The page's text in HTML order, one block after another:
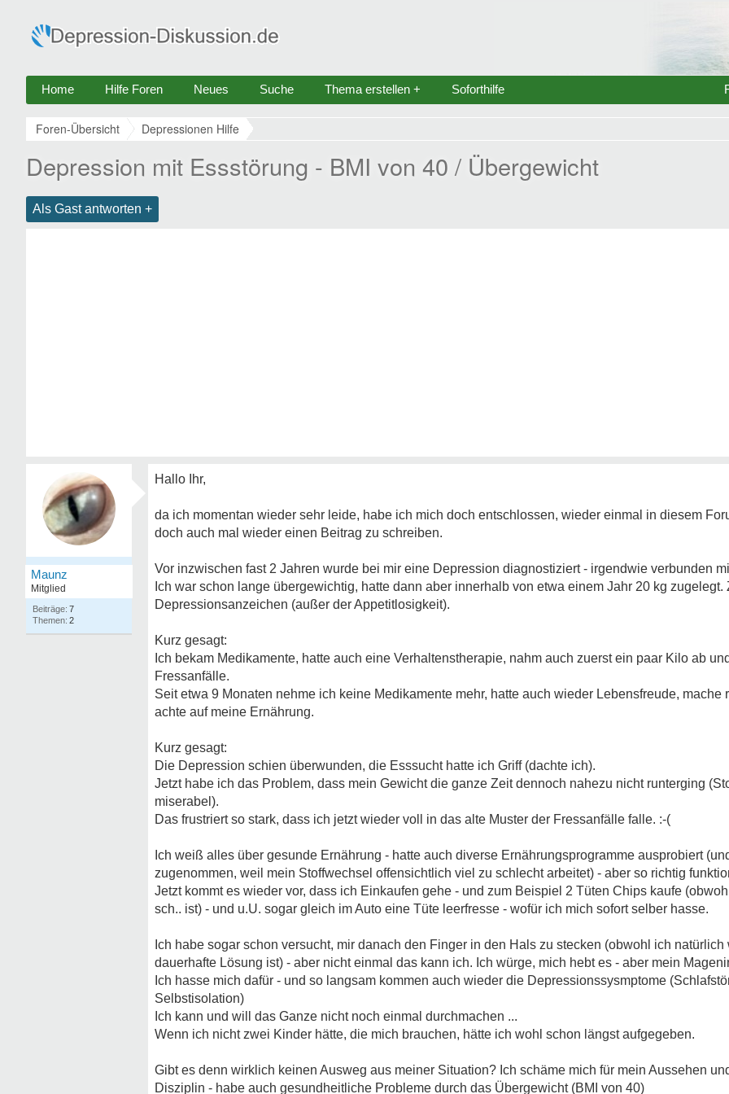
Home Hilfe Foren Neues Suche Thema erstellen + Soforthilfe
Foren-Übersicht Depressionen Hilfe
Depression mit Essstörung - BMI von 40 / Übergewicht
Als Gast antworten +
Maunz
Mitglied
7
2
Hallo Ihr,
da ich momentan wieder sehr leide, habe ich mich doch entschlossen, wieder einmal in diesem
doch auch mal wieder einen Beitrag zu schreiben.
Vor inzwischen fast 2 Jahren wurde bei mir eine Depression diagnostiziert - irgendwie verbunden
Ich war schon lange übergewichtig, hatte dann aber innerhalb von etwa einem Jahr 20 kg
Depressionsanzeichen (außer der Appetitlosigkeit).
Kurz gesagt:
Ich bekam Medikamente, hatte auch eine Verhaltenstherapie, nahm auch zuerst ein paar Kilo ab
Fressanfälle.
Seit etwa 9 Monaten nehme ich keine Medikamente mehr, hatte auch wieder Lebensfreude, mache
achte auf meine Ernährung.
Kurz gesagt:
Die Depression schien überwunden, die Esssucht hatte ich Griff (dachte ich).
Jetzt habe ich das Problem, dass mein Gewicht die ganze Zeit dennoch nahezu nicht runterging
miserabel).
Das frustriert so stark, dass ich jetzt wieder voll in das alte Muster der Fressanfälle falle. :-(
Ich weiß alles über gesunde Ernährung - hatte auch diverse Ernährungsprogramme ausprobiert
zugenommen, weil mein Stoffwechsel offensichtlich viel zu schlecht arbeitet) - aber so richtig
Jetzt kommt es wieder vor, dass ich Einkaufen gehe - und zum Beispiel 2 Tüten Chips kaufe
sch.. ist) - und u.U. sogar gleich im Auto eine Tüte leerfresse - wofür ich mich sofort selber hasse.
Ich habe sogar schon versucht, mir danach den Finger in den Hals zu stecken (obwohl ich
dauerhafte Lösung ist) - aber nicht einmal das kann ich. Ich würge, mich hebt es - aber mein
Ich hasse mich dafür - und so langsam kommen auch wieder die Depressionssysmptome
Selbstisolation)
Ich kann und will das Ganze nicht noch einmal durchmachen ...
Wenn ich nicht zwei Kinder hätte, die mich brauchen, hätte ich wohl schon längst aufgegeben.
Gibt es denn wirklich keinen Ausweg aus meiner Situation? Ich schäme mich für mein Aussehen
Disziplin - habe auch gesundheitliche Probleme durch das Übergewicht (BMI von 40)